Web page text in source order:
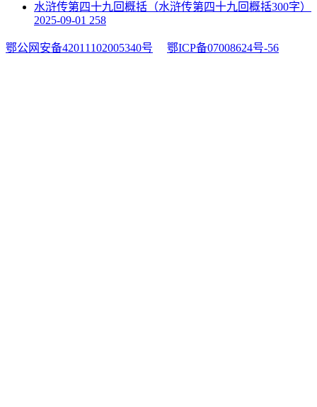
​水浒传第四十九回概括（水浒传第四十九回概括300字）
2025-09-01 258
鄂公网安备42011102005340号 鄂ICP备07008624号-56